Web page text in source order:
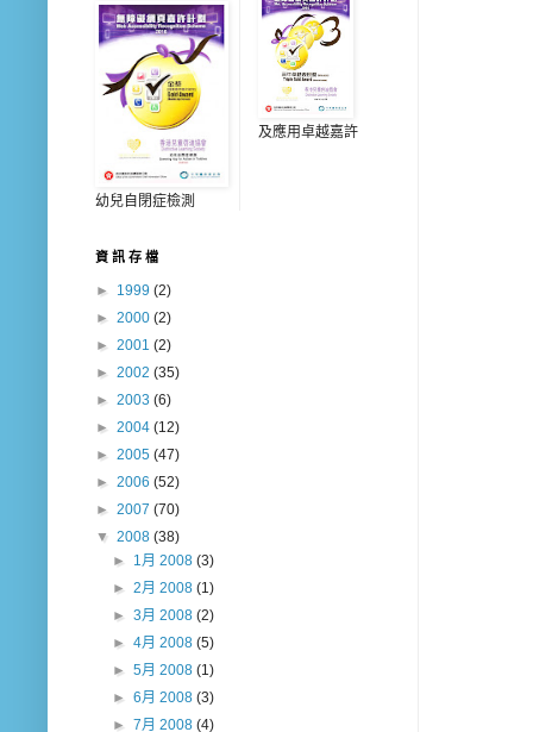
幼兒自閉症檢測
及應用卓越嘉許
資 訊 存 檔
► 1999 (2)
► 2000 (2)
► 2001 (2)
► 2002 (35)
► 2003 (6)
► 2004 (12)
► 2005 (47)
► 2006 (52)
► 2007 (70)
▼ 2008 (38)
► 1月 2008(3)
►2月 2008(1)
►3月 2008(2)
►4月 2008(5)
►5月 2008(1)
►6月 2008(3)
►7月 2008(4)